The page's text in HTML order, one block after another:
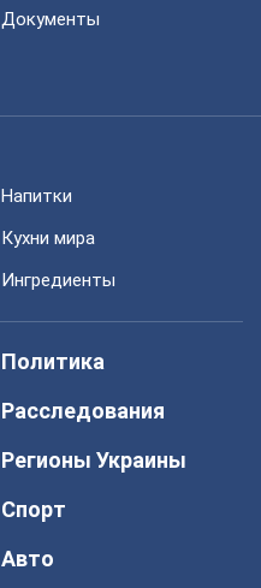
Документы
Напитки
Кухни мира
Ингредиенты
Политика
Расследования
Регионы Украины
Спорт
Авто